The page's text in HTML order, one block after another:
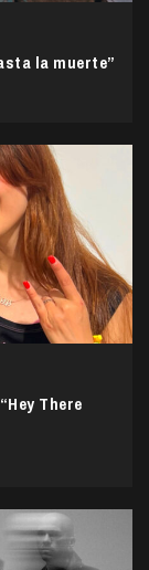
la muerte”
There